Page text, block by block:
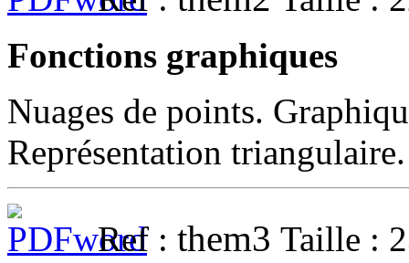
Fonctions graphiques
Nuages de points.
Représentation
Ref : them3 Taille :